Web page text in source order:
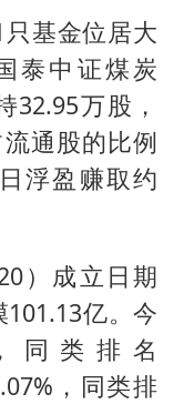
基金位居大
泰中证煤炭
32.95万股，
通股的比例
浮盈赚取约
）成立日期
亿。今
同类排名
，同类排